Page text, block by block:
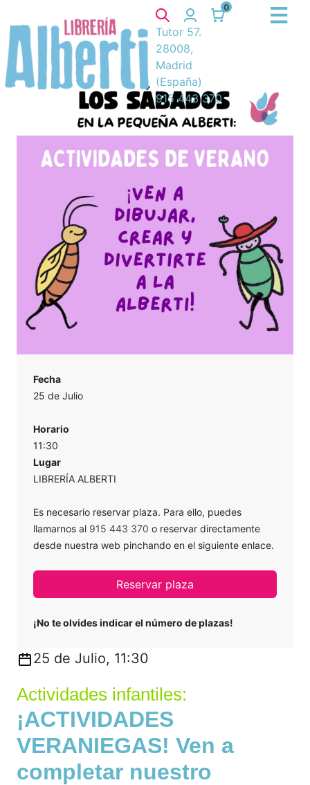
0
Tutor 57.
28008,
Madrid
(España)
915 443 370
Fecha
25 de Julio
Horario
11:30
Lugar
LIBRERÍA ALBERTI
Es necesario reservar plaza. Para ello, puedes
llamarnos al 915 443 370 o reservar directamente
desde nuestra web pinchando en el siguiente enlace.
Reservar plaza
¡No te olvides indicar el número de plazas!
25 de Julio, 11:30
Actividades infantiles:
¡ACTIVIDADES
VERANIEGAS! Ven a
completar nuestro